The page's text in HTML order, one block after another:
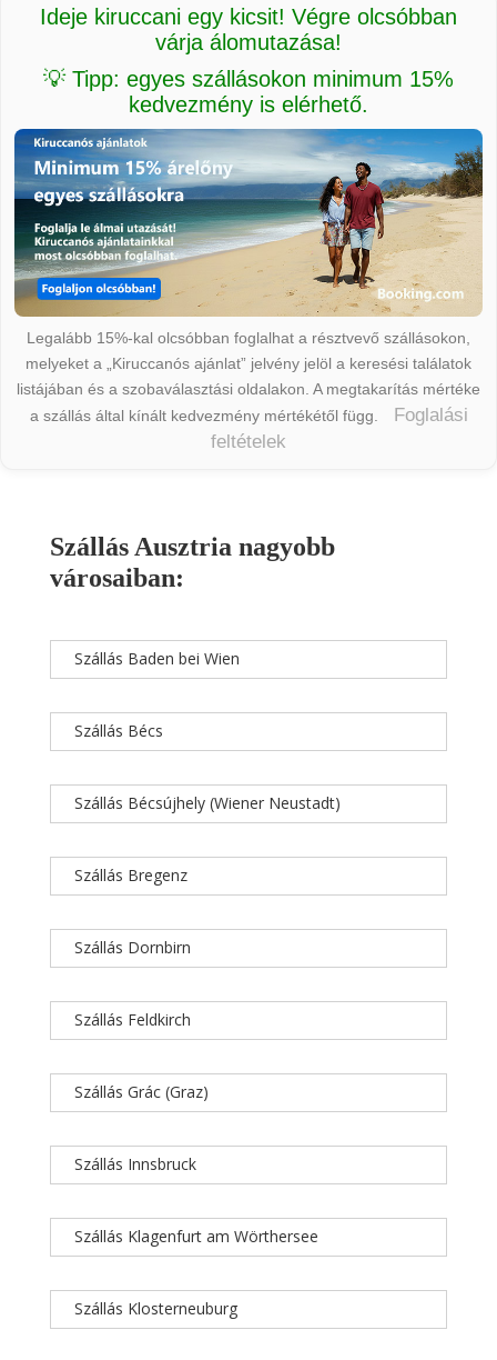
Ideje kiruccani egy kicsit! Végre olcsóbban
várja álomutazása!
💡 Tipp: egyes szállásokon minimum 15%
kedvezmény is elérhető.
Legalább 15%-kal olcsóbban foglalhat a résztvevő szállásokon,
melyeket a „Kiruccanós ajánlat” jelvény jelöl a keresési találatok
listájában és a szobaválasztási oldalakon. A megtakarítás mértéke
a szállás által kínált kedvezmény mértékétől függ.
Foglalási
feltételek
Szállás Ausztria nagyobb
városaiban:
Szállás Baden bei Wien
Szállás Bécs
Szállás Bécsújhely (Wiener Neustadt)
Szállás Bregenz
Szállás Dornbirn
Szállás Feldkirch
Szállás Grác (Graz)
Szállás Innsbruck
Szállás Klagenfurt am Wörthersee
Szállás Klosterneuburg